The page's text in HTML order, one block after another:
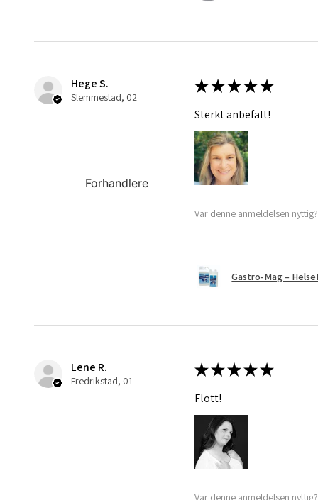
Forhandlere
Hege S.
Slemmestad, 02
★★★★★
Sterkt anbefalt!
Var denne anmeldelsen nyttig?
Gastro-Mag –
Lene R.
Fredrikstad, 01
★★★★★
Flott!
Var denne anmeldelsen nyttig?